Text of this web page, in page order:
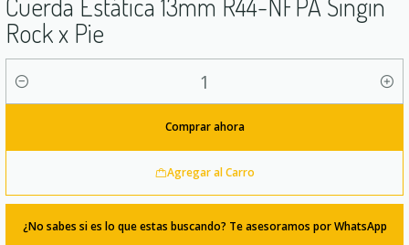
Rock x Pie
Cantidad
Agregar al Carro
Comprar ahora
¿No sabes si es lo que estas buscando? Te asesoramos por WhatsApp